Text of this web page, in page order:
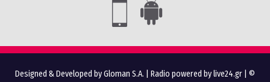
Designed & Developed by Gloman S.A. Radio powered by live24.gr | ©